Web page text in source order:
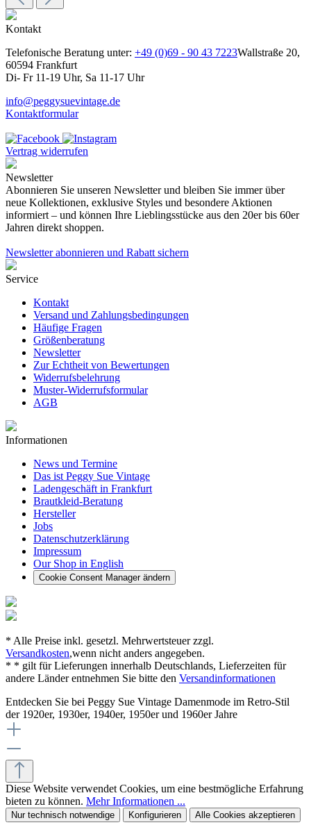
Kontakt
Telefonische Beratung unter: +49 (0)69 - 90 43 7223Wallstraße 20,
60594 Frankfurt
Di- Fr 11-19 Uhr, Sa 11-17 Uhr
info@peggysuevintage.de
Kontaktformular
Vertrag widerrufen
Newsletter
Abonnieren Sie unseren Newsletter und bleiben Sie immer über
neue Kollektionen, exklusive Styles und besondere Aktionen
informiert – und können Ihre Lieblingsstücke aus den 20er bis 60er
Jahren direkt shoppen.
Newsletter abonnieren und Rabatt sichern
Service
Kontakt
Versand und Zahlungsbedingungen
Häufige Fragen
Größenberatung
Newsletter
Zur Echtheit von Bewertungen
Widerrufsbelehrung
Muster-Widerrufsformular
AGB
Informationen
News und Termine
Das ist Peggy Sue Vintage
Ladengeschäft in Frankfurt
Brautkleid-Beratung
Hersteller
Jobs
Datenschutzerklärung
Impressum
Our Shop in English
Cookie Consent Manager ändern
* Alle Preise inkl. gesetzl. Mehrwertsteuer zzgl.
Versandkosten,wenn nicht anders angegeben.
* * gilt für Lieferungen innerhalb Deutschlands, Lieferzeiten für
andere Länder entnehmen Sie bitte den Versandinformationen
Entdecken Sie bei Peggy Sue Vintage Damenmode im Retro-Stil
der 1920er, 1930er, 1940er, 1950er und 1960er Jahre
Diese Website verwendet Cookies, um eine bestmögliche Erfahrung
bieten zu können. Mehr Informationen ...
Nur technisch notwendige Konfigurieren Alle Cookies akzeptieren